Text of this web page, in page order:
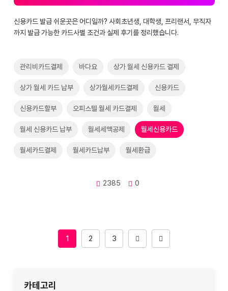
신용카드 발급 쉬운곳은 어디일까? 사회초년생, 대학생, 프리랜서, 무직자
까지 발급 가능한 카드사별 조건과 실제 후기를 정리했습니다.
관리비카드결제 바다요 상가 월세 신용카드 결제
상가 월세 카드 납부 상가월세카드결제 신용카드
신용카드할부 오피스텔 월세 카드결제 월세
월세 신용카드 납부 월세세액공제 월세신용카드
월세카드결제 월세카드납부 월세환급
2385 0
1 2 3
카테고리